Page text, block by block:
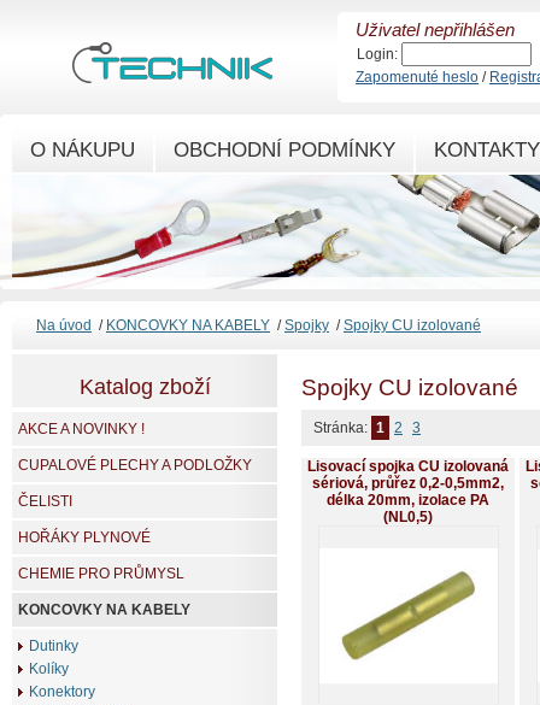
Spojky CU izolované
Stránka: 1 2 3
Lisovací spojka CU izolovaná
sériová, průřez 0,2-0,5mm2,
délka 20mm, izolace PA
(NL0,5)
Katalog zboží
AKCE A NOVINKY !
CUPALOVÉ PLECHY A PODLOŽKY
ČELISTI
HOŘÁKY PLYNOVÉ
CHEMIE PRO PRŮMYSL
KONCOVKY NA KABELY
Dutinky
Kolíky
Konektory
Na úvod / KONCOVKY NA KABELY /Spojky /Spojky CU izolované
O NÁKUPU OBCHODNÍ PODMÍNKY KONTAKTY
Uživatel nepřihlášen
Login:
Zapomenuté heslo /